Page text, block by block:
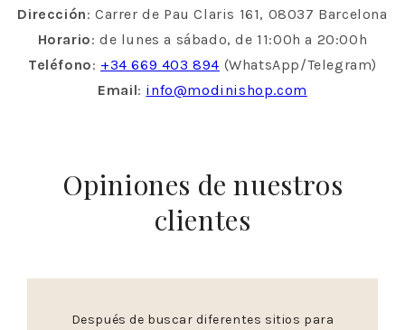
Dirección: Carrer de Pau Claris 161, 08037 Barcelona
Horario: de lunes a sábado, de 11:00h a 20:00h
Teléfono: +34 669 403 894 (WhatsApp/Telegram)
Email: info@modinishop.com
Opiniones de nuestros
clientes
Después de buscar diferentes sitios para